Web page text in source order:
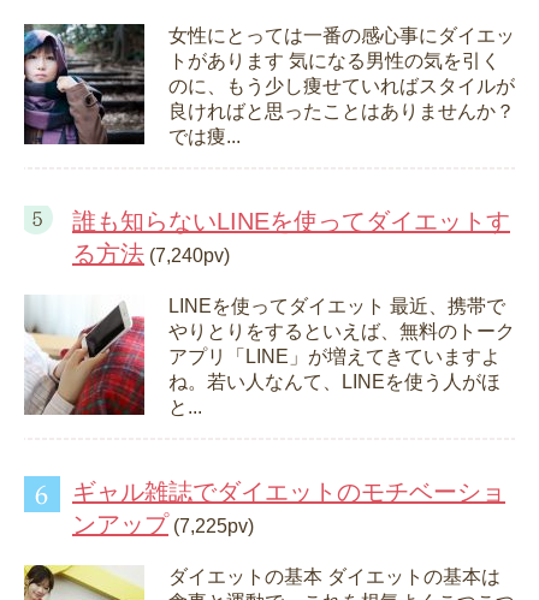
女性にとっては一番の感心事にダイエッ
トがあります 気になる男性の気を引く
のに、もう少し痩せていればスタイルが
良ければと思ったことはありませんか？
では痩...
誰も知らないLINEを使ってダイエットす
る方法 (7,240pv)
LINEを使ってダイエット 最近、携帯で
やりとりをするといえば、無料のトーク
アプリ「LINE」が増えてきていますよ
ね。若い人なんて、LINEを使う人がほ
と...
ギャル雑誌でダイエットのモチベーショ
ンアップ (7,225pv)
ダイエットの基本 ダイエットの基本は